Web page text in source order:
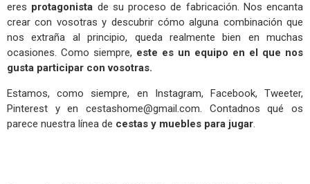
eres protagonista de su proceso de fabricación. Nos encanta
crear con vosotras y descubrir cómo alguna combinación que
nos extraña al principio, queda realmente bien en muchas
ocasiones. Como siempre, este es un equipo en el que nos
gusta participar con vosotras.
Estamos, como siempre, en Instagram, Facebook, Tweeter,
Pinterest y en cestashome@gmail.com. Contadnos qué os
parece nuestra línea de cestas y muebles para jugar.